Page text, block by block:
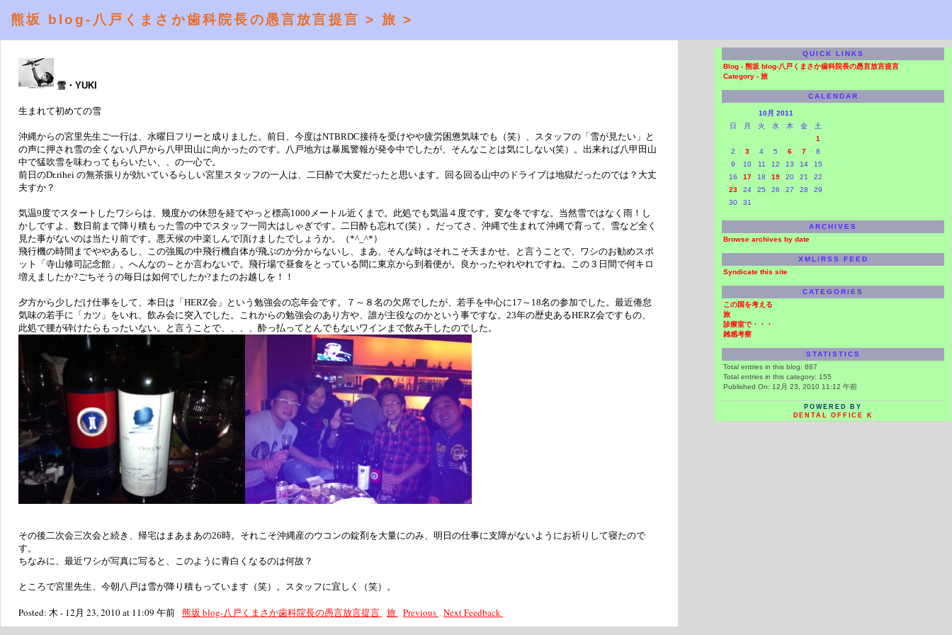
熊坂 blog-八戸くまさか歯科院長の愚言放言提言 > 旅 >
雪・YUKI
生まれて初めての雪
沖縄からの宮里先生ご一行は、水曜日フリーと成りました。前日、今度はNTBRDC接待を受けやや疲労困憊気味でも（笑）、スタッフの「雪が見たい」と
の声に押され雪の全くない八戸から八甲田山に向かったのです。八戸地方は暴風警報が発令中でしたが、そんなことは気にしない(笑）。出来れば八甲田山
中で猛吹雪を味わってもらいたい、、の一心で。
前日のDr.rihei の無茶振りが効いているらしい宮里スタッフの一人は、二日酔で大変だったと思います。回る回る山中のドライブは地獄だったのでは？大丈
夫すか？
気温9度でスタートしたワシらは、幾度かの休憩を経てやっと標高1000メートル近くまで。此処でも気温４度です。変な冬ですな。当然雪ではなく雨！し
かしですよ、数日前まで降り積もった雪の中でスタッフ一同大はしゃぎです。二日酔も忘れて(笑）。だってさ、沖縄で生まれて沖縄で育って、雪など全く
見た事がないのは当たり前です。悪天候の中楽しんで頂けましたでしょうか。（*^_^*）
飛行機の時間までややあるし、この強風の中飛行機自体が飛ぶのか分からないし、まあ、そんな時はそれこそ天まかせ。と言うことで、ワシのお勧めスポ
ット「寺山修司記念館」。へんなの～とか言わないで。飛行場で昼食をとっている間に東京から到着便が。良かったやれやれですね。この３日間で何キロ
増えましたか?ごちそうの毎日は如何でしたか?またのお越しを！！
夕方から少しだけ仕事をして、本日は「HERZ会」という勉強会の忘年会です。７～８名の欠席でしたが、若手を中心に17～18名の参加でした。最近倦怠
気味の若手に「カツ」をいれ、飲み会に突入でした。これからの勉強会のあり方や、誰が主役なのかという事ですな。23年の歴史あるHERZ会ですもの、
此処で腰が砕けたらもったいない。と言うことで、、、、酔っ払ってとんでもないワインまで飲み干したのでした。
その後二次会三次会と続き、帰宅はまあまあの26時。それこそ沖縄産のウコンの錠剤を大量にのみ、明日の仕事に支障がないようにお祈りして寝たので
す。
ちなみに、最近ワシが写真に写ると、このように青白くなるのは何故？
ところで宮里先生、今朝八戸は雪が降り積もっています（笑）。スタッフに宜しく（笑）。
Posted: 木 - 12月 23, 2010 at 11:09 午前 熊坂 blog-八戸くまさか歯科院長の愚言放言提言 旅 Previous NextFeedback
QUICK LINKS
Blog - 熊坂 blog-八戸くまさか歯科院長の愚言放言提言
Category - 旅
CALENDAR
10月 2011
日
月 火 水 木 金
土
1
2
3 4 5 6 7
8
9
10 11 12 13 14
15
16
17 18 19 20 21
22
23
24 25 26 27 28
29
30
31
ARCHIVES
Browse archives by date
XML/RSS FEED
Syndicate this site
CATEGORIES
この国を考える
旅
診療室で・・・
雑感考察
STATISTICS
Total entries in this blog: 887
Total entries in this category: 155
Published On: 12月 23, 2010 11:12 午前
POWERED BY
DENTAL OFFICE K